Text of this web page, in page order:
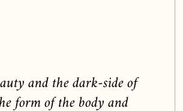
and the dark-side of
form of the body and